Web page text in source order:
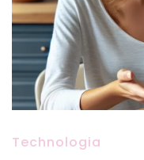
Technologia